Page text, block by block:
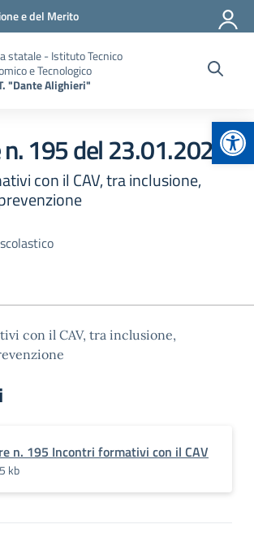
e del Merito
statale - Istituto Tecnico
e Tecnologico
"Dante Alighieri"
n. 195 del 23.01.2026
con il CAV, tra inclusione,
con il CAV, tra inclusione,
n. 195 Incontri formativi con il CAV
kb